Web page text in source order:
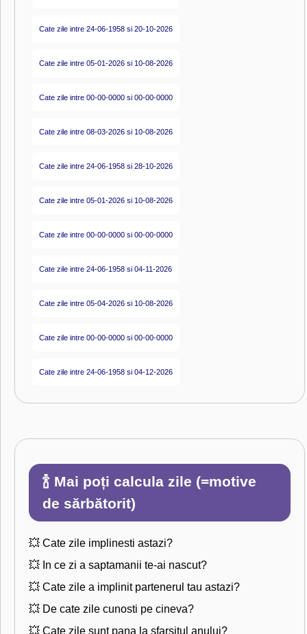
Cate zile intre 24-06-1958 si 20-10-2026
Cate zile intre 05-01-2026 si 10-08-2026
Cate zile intre 00-00-0000 si 00-00-0000
Cate zile intre 08-03-2026 si 10-08-2026
Cate zile intre 24-06-1958 si 28-10-2026
Cate zile intre 05-01-2026 si 10-08-2026
Cate zile intre 00-00-0000 si 00-00-0000
Cate zile intre 24-06-1958 si 04-11-2026
Cate zile intre 05-04-2026 si 10-08-2026
Cate zile intre 00-00-0000 si 00-00-0000
Cate zile intre 24-06-1958 si 04-12-2026
🍾 Mai poți calcula zile (=motive
de sărbătorit)
💥 Cate zile implinesti astazi?
💥 In ce zi a saptamanii te-ai nascut?
💥 Cate zile a implinit partenerul tau astazi?
💥 De cate zile cunosti pe cineva?
💥 Cate zile sunt pana la sfarsitul anului?